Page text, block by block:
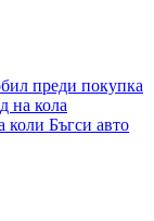
преди покупка
на кола
коли Бъгси авто